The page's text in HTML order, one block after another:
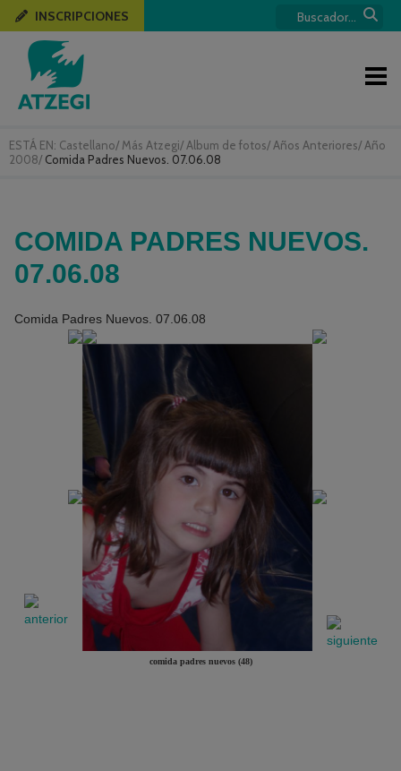
ESTÁ EN: Castellano/ Más Atzegi/ Album de fotos/ Años Anteriores/ Año
2008/ Comida Padres Nuevos. 07.06.08
INSCRIPCIONES
COMIDA PADRES NUEVOS.
07.06.08
Comida Padres Nuevos. 07.06.08
comida padres nuevos (48)